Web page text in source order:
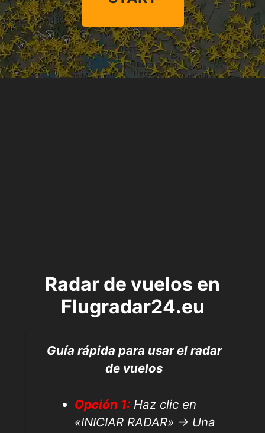
Radar de vuelos en
Flugradar24.eu
Guía rápida para usar el radar
de vuelos
Opción 1: Haz clic en
«INICIAR RADAR» → Una